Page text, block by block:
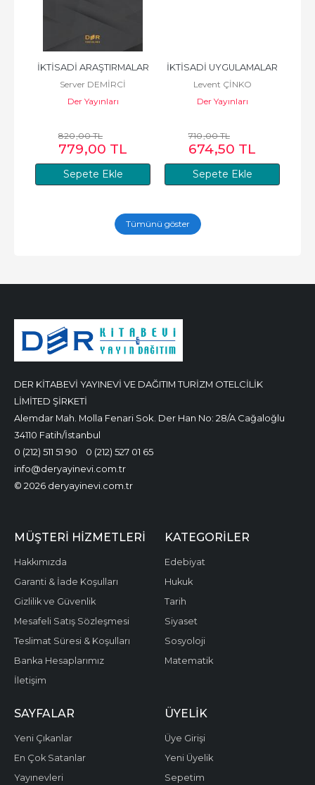
Sepete Ekle
İKTİSADİ ARAŞTIRMALAR
Server DEMİRCİ
Der Yayınları
820,00TL
779,00 TL
Sepete Ekle
İKTİSADİ UYGULAMALAR
Levent ÇİNKO
Der Yayınları
710,00TL
674,50 TL
Tümünü göster
DER KİTABEVİ YAYINEVİ VE DAĞITIM TURİZM OTELCİLİK
LİMİTED ŞİRKETİ
Alemdar Mah. Molla Fenari Sok. Der Han No: 28/A Cağaloğlu
34110 Fatih/İstanbul
0 (212) 511 51 90
0 (212) 527 01 65
info@deryayinevi.com.tr
© 2026 deryayinevi.com.tr
MÜŞTERI HIZMETLERI
Hakkımızda
Garanti & İade Koşulları
Gizlilik ve Güvenlik
Mesafeli Satış Sözleşmesi
Teslimat Süresi & Koşulları
Banka Hesaplarımız
İletişim
KATEGORILER
Edebiyat
Hukuk
Tarih
Siyaset
Sosyoloji
Matematik
SAYFALAR
Yeni Çıkanlar
En Çok Satanlar
Yayınevleri
ÜYELIK
Üye Girişi
Yeni Üyelik
Sepetim